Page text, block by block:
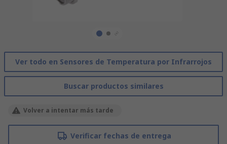
Ver todo en Sensores de Temperatura por Infrarrojos
Buscar productos similares
Volver a intentar más tarde
Verificar fechas de entrega